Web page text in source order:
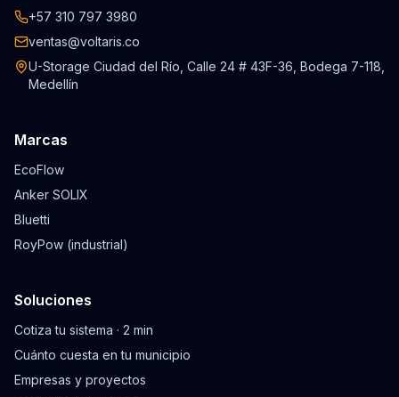
+57 310 797 3980
ventas@voltaris.co
U-Storage Ciudad del Río, Calle 24 # 43F-36, Bodega 7-118,
Medellín
Marcas
EcoFlow
Anker SOLIX
Bluetti
RoyPow (industrial)
Soluciones
Cotiza tu sistema · 2 min
Cuánto cuesta en tu municipio
Empresas y proyectos